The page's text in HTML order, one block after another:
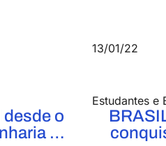
Engenharia de Produção,
o
do
13/01/22